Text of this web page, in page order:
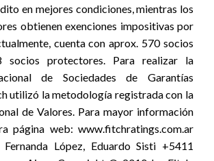
en mejores condiciones, mientras los
obtienen exenciones impositivas por
cuenta con aprox. 570 socios
socios protectores. Para realizar la
de Sociedades de Garantías
utilizó la metodología registrada con la
de Valores. Para mayor información
página web: www.fitchratings.com.ar
López, Eduardo Sisti +5411